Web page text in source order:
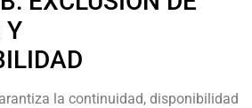
Y
la continuidad, disponibilidad